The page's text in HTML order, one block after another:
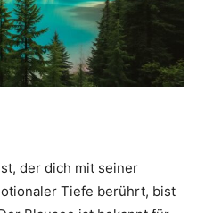
der dich mit seiner
Tiefe berührt, bist